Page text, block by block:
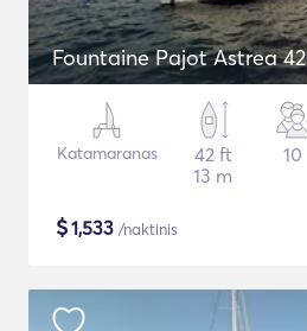
Fountaine Pajot Astrea 42
Katamaranas
42 ft
13 m
10
$1,533 /naktinis